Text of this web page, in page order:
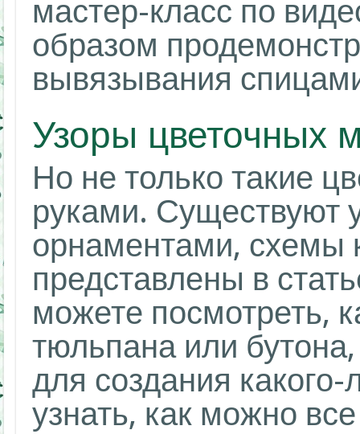
мастер-класс по
образом
вывязывания
Узоры цветочных
Но не только такие
руками. Существуют
орнаментами, схемы
представлены в
можете посмотреть,
тюльпана или
для создания
узнать, как можно